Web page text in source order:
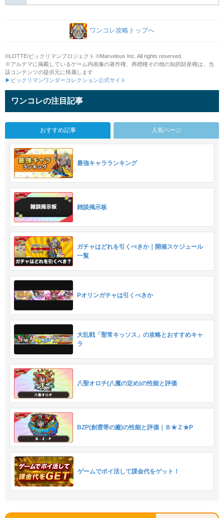
ワンコレ攻略トップへ
©LOTTE/ビックリマンプロジェクト ©Marvelous Inc. All rights reserved.
※アルテマに掲載しているゲーム内画像の著作権、商標権その他の知的財産権は、当
該コンテンツの提供元に帰属します
▶ビックリマンワンダーコレクション公式サイト
ワンコレの注目記事
おすすめ記事 人気ページ
最強キャラランキング
雑談掲示板
ガチャはどれを引くべきか｜開催スケジュール
一覧
Pオリンガチャは引くべきか
大乱戦「聖常キッソス」の攻略とおすすめキャ
ラ
八聖オロチ(八魔の定め)の性能と評価
BZP(創雲帯の癒)の性能と評価｜Ｂ★Ｚ★P
ゲームでポイ活して課金代をゲット！